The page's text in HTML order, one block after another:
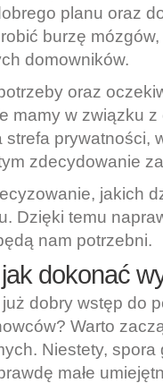
planu oraz
burzę
domowników.
oraz
mamy w związku z
prywatności,
zdecydowanie
jakich
Dzięki temu
nam potrzebni.
dokonać
dobry wstęp do
Warto
Niestety, spora
małe